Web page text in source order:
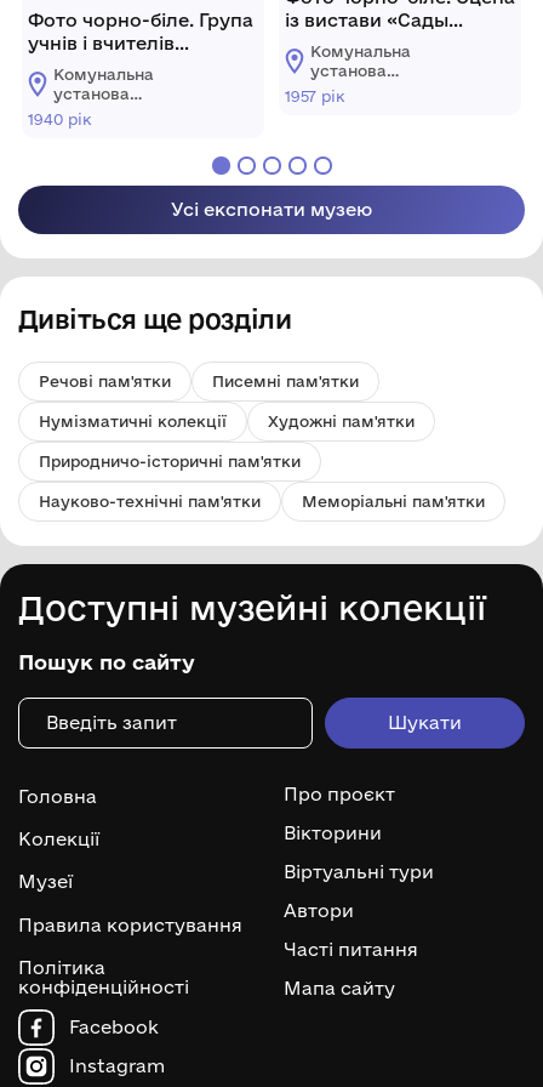
Фото чорно-біле. Група
учнів і вчителів
Олександрівської
школи. 1940 р.
Комунальна
установа
"Олександрівський
краєзнавчий музей
Кропивницького
1940 рік
із вистави «Сады
цветут» у виконанні
театрального
колективу клубу
Ярошенко І., Тітченко Е.
1957 р.
Комунальна
установа
"Олександрівський
краєзнавчий музей
Кропивницького
району
Кіровоградської
1957 рік
Усі експонати музею
Дивіться ще розділи
Речові пам'ятки Писемні пам'ятки
Нумізматичні колекції Художні пам'ятки
Природничо-історичні пам'ятки
Науково-технічні пам'ятки Меморіальні пам'ятки
Доступні музейні колекції
Пошук по сайту
Головна
Колекції
Музеї
Правила користування
Політика
конфіденційності
Про проєкт
Вікторини
Віртуальні тури
Автори
Часті питання
Мапа сайту
Facebook
Instagram